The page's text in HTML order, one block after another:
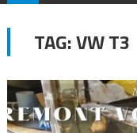
TAG:VW T3